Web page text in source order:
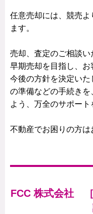
任意売却には、競売よ
ます。
売却、査定のご相談い
早期売却を目指し、
今後の方針を決定い
の準備などの手続き
よう、万全のサポート
不動産でお困りの方は
FCC 株式会社